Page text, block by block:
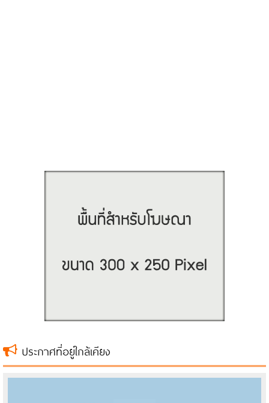
ประกาศที่อยู่ใกล้เคียง